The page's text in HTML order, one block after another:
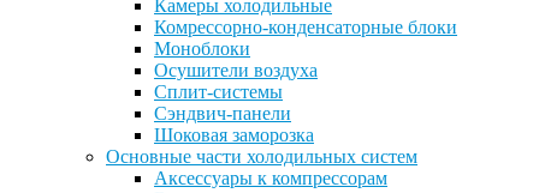
Камеры холодильные
Комрессорно-конденсаторные блоки
Моноблоки
Осушители воздуха
Сплит-системы
Сэндвич-панели
Шоковая заморозка
Основные части холодильных систем
Аксессуары к компрессорам